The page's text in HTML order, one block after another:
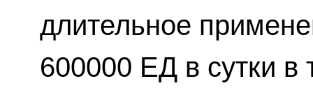
длительное
600000 ЕД в сутки в